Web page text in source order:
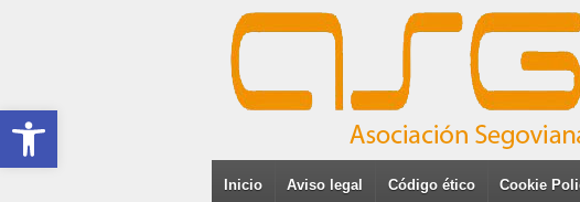
Abrir barra de herramientas
Inicio Aviso legal Código ético Cookie